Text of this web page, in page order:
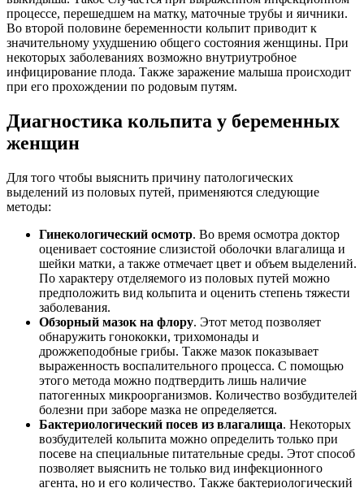
процессе, перешедшем на матку, маточные трубы и яичники.
Во второй половине беременности кольпит приводит к
значительному ухудшению общего состояния женщины. При
некоторых заболеваниях возможно внутриутробное
инфицирование плода. Также заражение малыша происходит
при его прохождении по родовым путям.
Диагностика кольпита у беременных
женщин
Для того чтобы выяснить причину патологических
выделений из половых путей, применяются следующие
методы:
Гинекологический осмотр. Во время осмотра доктор
оценивает состояние слизистой оболочки влагалища и
шейки матки, а также отмечает цвет и объем выделений.
По характеру отделяемого из половых путей можно
предположить вид кольпита и оценить степень тяжести
заболевания.
Обзорный мазок на флору. Этот метод позволяет
обнаружить гонококки, трихомонады и
дрожжеподобные грибы. Также мазок показывает
выраженность воспалительного процесса. С помощью
этого метода можно подтвердить лишь наличие
патогенных микроорганизмов. Количество возбудителей
болезни при заборе мазка не определяется.
Бактериологический посев из влагалища. Некоторых
возбудителей кольпита можно определить только при
посеве на специальные питательные среды. Этот способ
позволяет выяснить не только вид инфекционного
агента, но и его количество. Также бактериологический